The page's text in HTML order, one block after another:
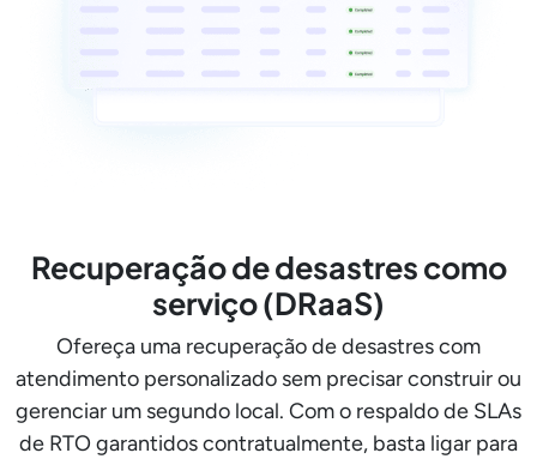
Recuperação de desastres como
serviço (DRaaS)
Ofereça uma recuperação de desastres com
atendimento personalizado sem precisar construir ou
gerenciar um segundo local. Com o respaldo de SLAs
de RTO garantidos contratualmente, basta ligar para